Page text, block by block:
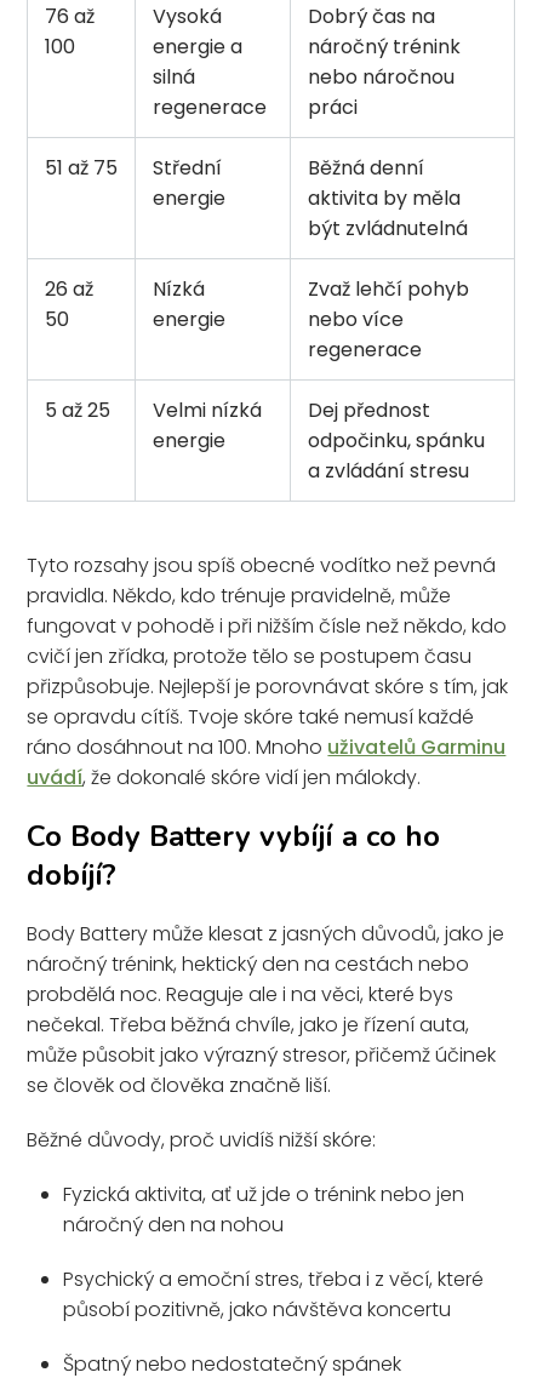
76 až
100
Vysoká
energie a
silná
regenerace
Dobrý čas na
náročný trénink
nebo náročnou
práci
51 až 75
Střední
energie
Běžná denní
aktivita by měla
být zvládnutelná
26 až
50
Nízká
energie
Zvaž lehčí pohyb
nebo více
regenerace
5 až 25
Velmi nízká
energie
Dej přednost
odpočinku, spánku
a zvládání stresu
Tyto rozsahy jsou spíš obecné vodítko než pevná
pravidla. Někdo, kdo trénuje pravidelně, může
fungovat v pohodě i při nižším čísle než někdo, kdo
cvičí jen zřídka, protože tělo se postupem času
přizpůsobuje. Nejlepší je porovnávat skóre s tím, jak
se opravdu cítíš. Tvoje skóre také nemusí každé
ráno dosáhnout na 100. Mnoho uživatelů Garminu
uvádí, že dokonalé skóre vidí jen málokdy.
Co Body Battery vybíjí a co ho
dobíjí?
Body Battery může klesat z jasných důvodů, jako je
náročný trénink, hektický den na cestách nebo
probdělá noc. Reaguje ale i na věci, které bys
nečekal. Třeba běžná chvíle, jako je řízení auta,
může působit jako výrazný stresor, přičemž účinek
se člověk od člověka značně liší.
Běžné důvody, proč uvidíš nižší skóre:
Fyzická aktivita, ať už jde o trénink nebo jen
náročný den na nohou
Psychický a emoční stres, třeba i z věcí, které
působí pozitivně, jako návštěva koncertu
Špatný nebo nedostatečný spánek